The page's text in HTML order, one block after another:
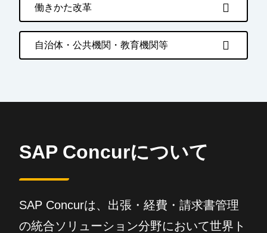
働きかた改革
自治体・公共機関・教育機関等
SAP Concurについて
SAP Concurは、出張・経費・請求書管理
の統合ソリューション分野において世界ト